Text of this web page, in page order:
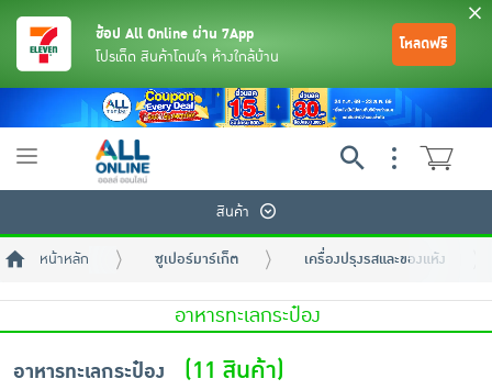
ช้อป All Online ผ่าน 7App
โปรเด็ด สินค้าโดนใจ ห้างใกล้บ้าน
โหลดฟรี
Toggle
สินค้า
หน้าหลัก ซูเปอร์มาร์เก็ต เครื่องปรุงรสและของแห้ง
อาหารทะเลกระป๋อง
อาหารทะเลกระป๋อง
(11 สินค้า)